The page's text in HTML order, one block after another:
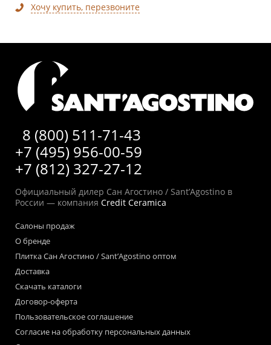
Хочу купить, перезвоните
8 (800) 511-71-43
+7 (495) 956-00-59
+7 (812) 327-27-12
Официальный дилер Сан Агостино / Sant’Agostino в
России — компания Credit Ceramica
Салоны продаж
О бренде
Плитка Сан Агостино / Sant’Agostino оптом
Доставка
Скачать каталоги
Договор-оферта
Пользовательское соглашение
Согласие на обработку персональных данных